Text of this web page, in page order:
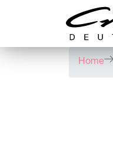
Home